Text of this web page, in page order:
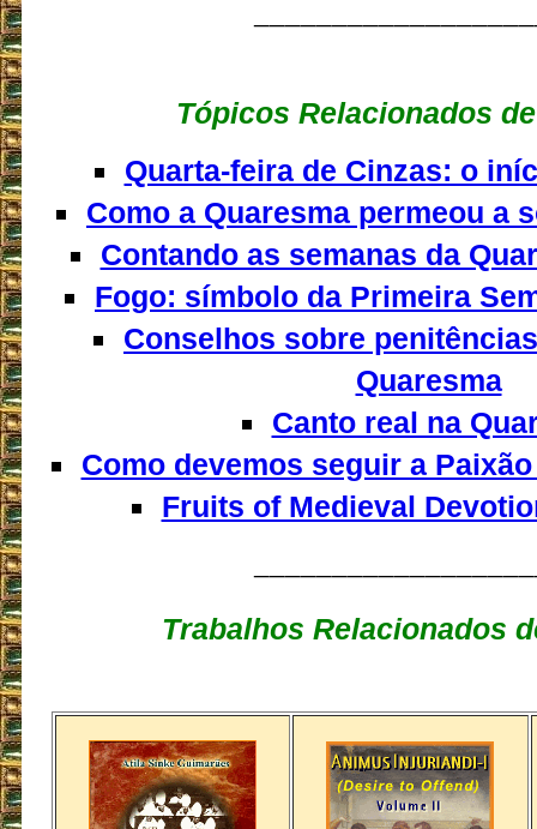
Tópicos Relacionados
Quarta-feira de Cinzas: o
Como a Quaresma permeou a
Contando as semanas da
Fogo: símbolo da Primeira
Conselhos sobre
Quaresma
Canto real na
Como devemos seguir a
Fruits of Medieval
Trabalhos Relacionados